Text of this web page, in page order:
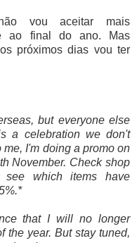
vou aceitar mais
ao final do ano. Mas
próximos dias vou ter
but everyone else
a celebration we don't
I'm doing a promo on
November. Check shop
which items have
that I will no longer
the year. But stay tuned,